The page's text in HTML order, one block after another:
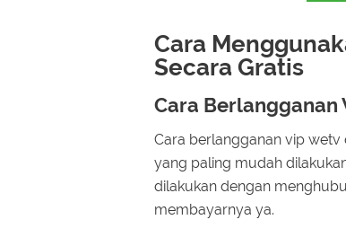
Cara
Secara Gratis
Cara Berlangganan
Cara berlangganan vip
yang paling mudah
dilakukan dengan
membayarnya ya.